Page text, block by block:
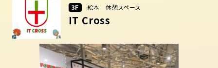
3F 絵本 休憩スペース
IT Cross